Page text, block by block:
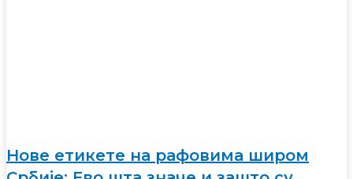
Нове етикете на рафовима широм